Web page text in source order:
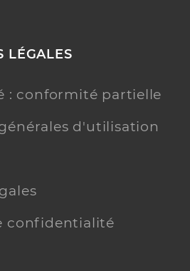
LÉGALES
: conformité partielle
d'utilisation
confidentialité